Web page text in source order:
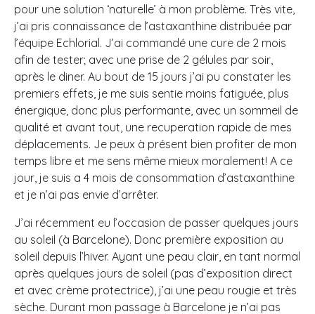
pour une solution ‘naturelle’ à mon problème. Très vite,
j’ai pris connaissance de l’astaxanthine distribuée par
l’équipe Echlorial. J’ai commandé une cure de 2 mois
afin de tester; avec une prise de 2 gélules par soir,
après le diner. Au bout de 15 jours j’ai pu constater les
premiers effets, je me suis sentie moins fatiguée, plus
énergique, donc plus performante, avec un sommeil de
qualité et avant tout, une recuperation rapide de mes
déplacements. Je peux à présent bien profiter de mon
temps libre et me sens même mieux moralement! A ce
jour, je suis a 4 mois de consommation d’astaxanthine
et je n’ai pas envie d’arrêter.
J’ai récemment eu l’occasion de passer quelques jours
au soleil (à Barcelone). Donc première exposition au
soleil depuis l’hiver. Ayant une peau clair, en tant normal
après quelques jours de soleil (pas d’exposition direct
et avec crème protectrice), j’ai une peau rougie et très
sèche. Durant mon passage à Barcelone je n’ai pas